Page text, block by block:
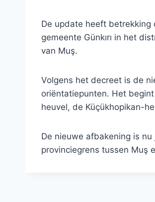
De update heeft betrekking
gemeente Günkırı in het
van Muş.
Volgens het decreet is de
oriëntatiepunten. Het
heuvel, de Küçükhopikan-
De nieuwe afbakening is
provinciegrens tussen Muş